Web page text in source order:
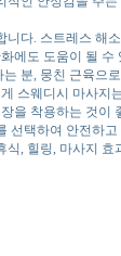
다. 스트레스
에도 도움이 될 수
분, 뭉친 근육
스웨디시 마사지
을 착용하는 것
택하여 안전하
식, 힐링, 마사지 효